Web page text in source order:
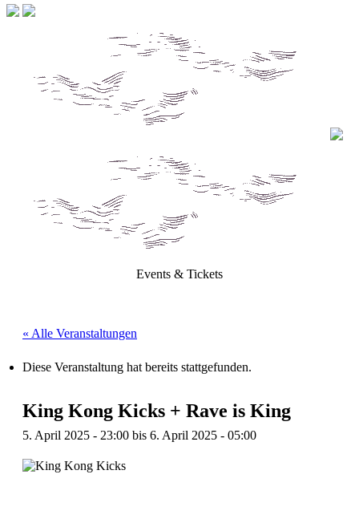
Events & Tickets
« Alle Veranstaltungen
Diese Veranstaltung hat bereits stattgefunden.
King Kong Kicks + Rave is King
5. April 2025 - 23:00 bis 6. April 2025 - 05:00